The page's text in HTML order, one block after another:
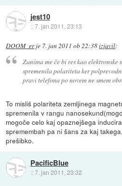
jest10
::7. jan 2011, 23:13
DOOM_erje 7. jan 2011 ob 22:38izjavil:
Zanima me če bi res kao elektronske
spremenila polariteta ker
pravi telefona po novem ne smem
To misliš polariteta zemljinega
spremenila v rangu
mogoče celo kaj opaznejšega
spremembah pa ni šans za kaj
prešibko.
PacificBlue
::7. jan 2011, 23:32